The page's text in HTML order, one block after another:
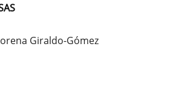
Giraldo-Gómez